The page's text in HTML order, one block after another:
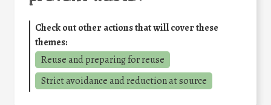
Check out other actions that will cover these
themes:
Reuse and preparing for reuse
Strict avoidance and reduction at source